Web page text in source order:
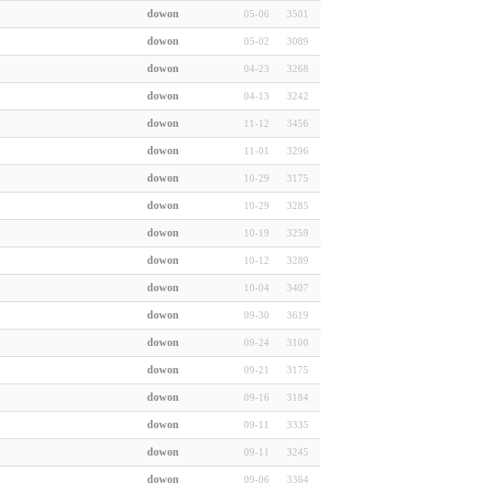
dowon 05-06 3501
dowon 05-02 3089
dowon 04-23 3268
dowon 04-13 3242
dowon 11-12 3456
dowon 11-01 3296
dowon 10-29 3175
dowon 10-29 3285
dowon 10-19 3259
dowon 10-12 3289
dowon 10-04 3407
dowon 09-30 3619
dowon 09-24 3100
dowon 09-21 3175
dowon 09-16 3184
dowon 09-11 3335
dowon 09-11 3245
dowon 09-06 3364